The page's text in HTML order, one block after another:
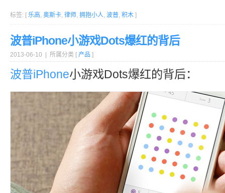
标签: [ 乐高, 奥斯卡, 律师, 拥抱小人, 波普, 积木 ]
波普iPhone小游戏Dots爆红的背后
2013-06-10 | 所属分类 [ 产品 ]
波普iPhone小游戏Dots爆红的背后：